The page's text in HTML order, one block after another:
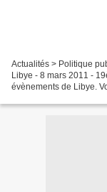
Actualités > Politique
Libye - 8 mars 2011 -
évènements de Libye.